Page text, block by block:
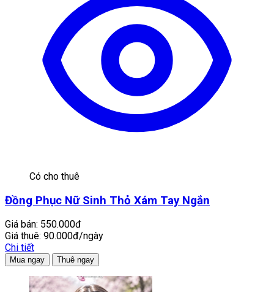
Có cho thuê
Đồng Phục Nữ Sinh Thỏ Xám Tay Ngắn
Giá bán: 550.000đ
Giá thuê: 90.000đ/ngày
Chi tiết
Mua ngay Thuê ngay